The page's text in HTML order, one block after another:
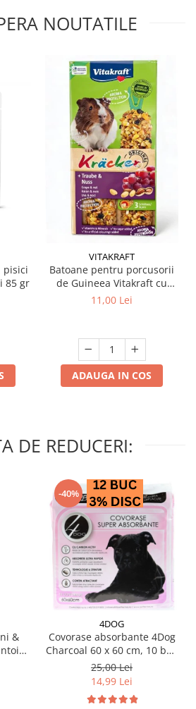
NOUTATILE
pisici
85 gr
VITAKRAFT
Batoane pentru porcusorii
de Guineea Vitakraft cu
struguri & nuci 2 buc
11,00 Lei
ADAUGA IN COS
DE REDUCERI:
&
-40%
4DOG
Covorase absorbante 4Dog
Charcoal 60 x 60 cm, 10 buc
/ pachet
25,00 Lei
14,99 Lei